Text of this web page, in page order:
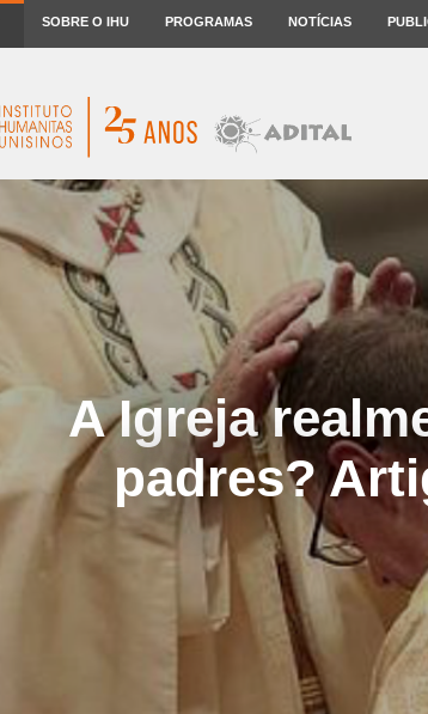
SOBRE O IHU PROGRAMAS NOTÍCIAS
A Igreja
padres?